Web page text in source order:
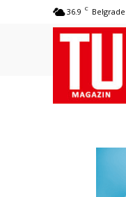
36.9 C Belgrade